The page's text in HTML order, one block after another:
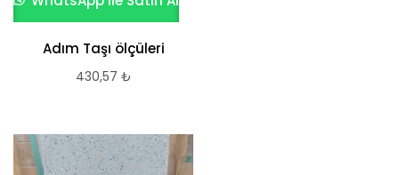
Adım Taşı ölçüleri
430,57 ₺